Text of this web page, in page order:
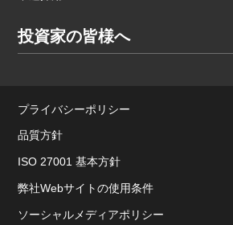
投資家の皆様へ
プライバシーポリシー
品質方針
ISO 27001 基本方針
弊社Webサイトの使用条件
ソーシャルメディアポリシー